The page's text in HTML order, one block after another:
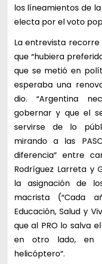
los líneamientos de
electa por el voto
La entrevista recorre
que “hubiera
que se metió en
esperaba una
dio. “Argentina
gobernar y que el
servirse de lo
mirando a las
diferencia” entre
Rodríguez Larreta y
la asignación de
macrista (“Cada
Educación, Salud y
que al PRO lo salva
en otro lado, en
helicóptero”.